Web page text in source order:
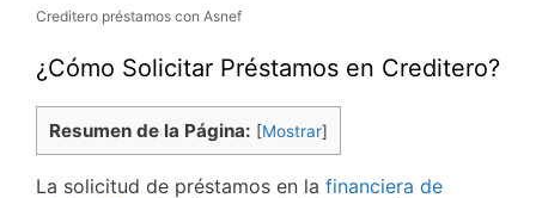
Creditero préstamos con Asnef
¿Cómo Solicitar Préstamos en Creditero?
Resumen de la Página: [Mostrar]
La solicitud de préstamos en la financiera de